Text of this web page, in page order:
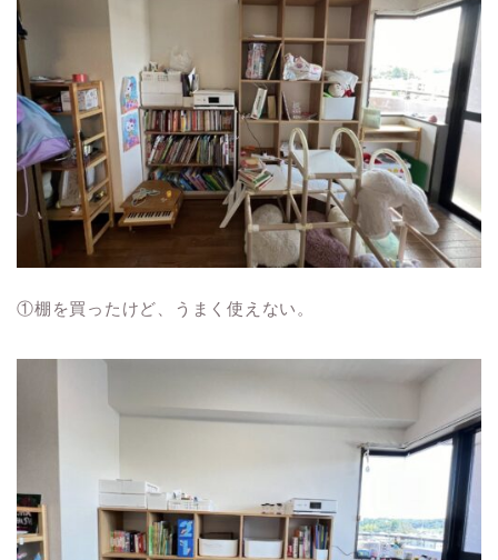
①棚を買ったけど、うまく使えない。